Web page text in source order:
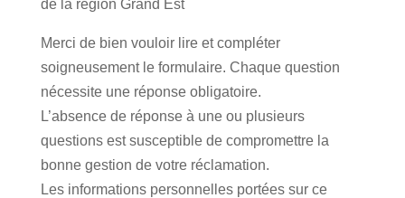
de la région Grand Est
Merci de bien vouloir lire et compléter
soigneusement le formulaire. Chaque question
nécessite une réponse obligatoire.
L’absence de réponse à une ou plusieurs
questions est susceptible de compromettre la
bonne gestion de votre réclamation.
Les informations personnelles portées sur ce